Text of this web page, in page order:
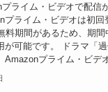
ライム・ビデオで配信
プライム・ビデオは初回
料期間があるため、期間
が可能です。 ドラマ「
Amazonプライム・ビデ